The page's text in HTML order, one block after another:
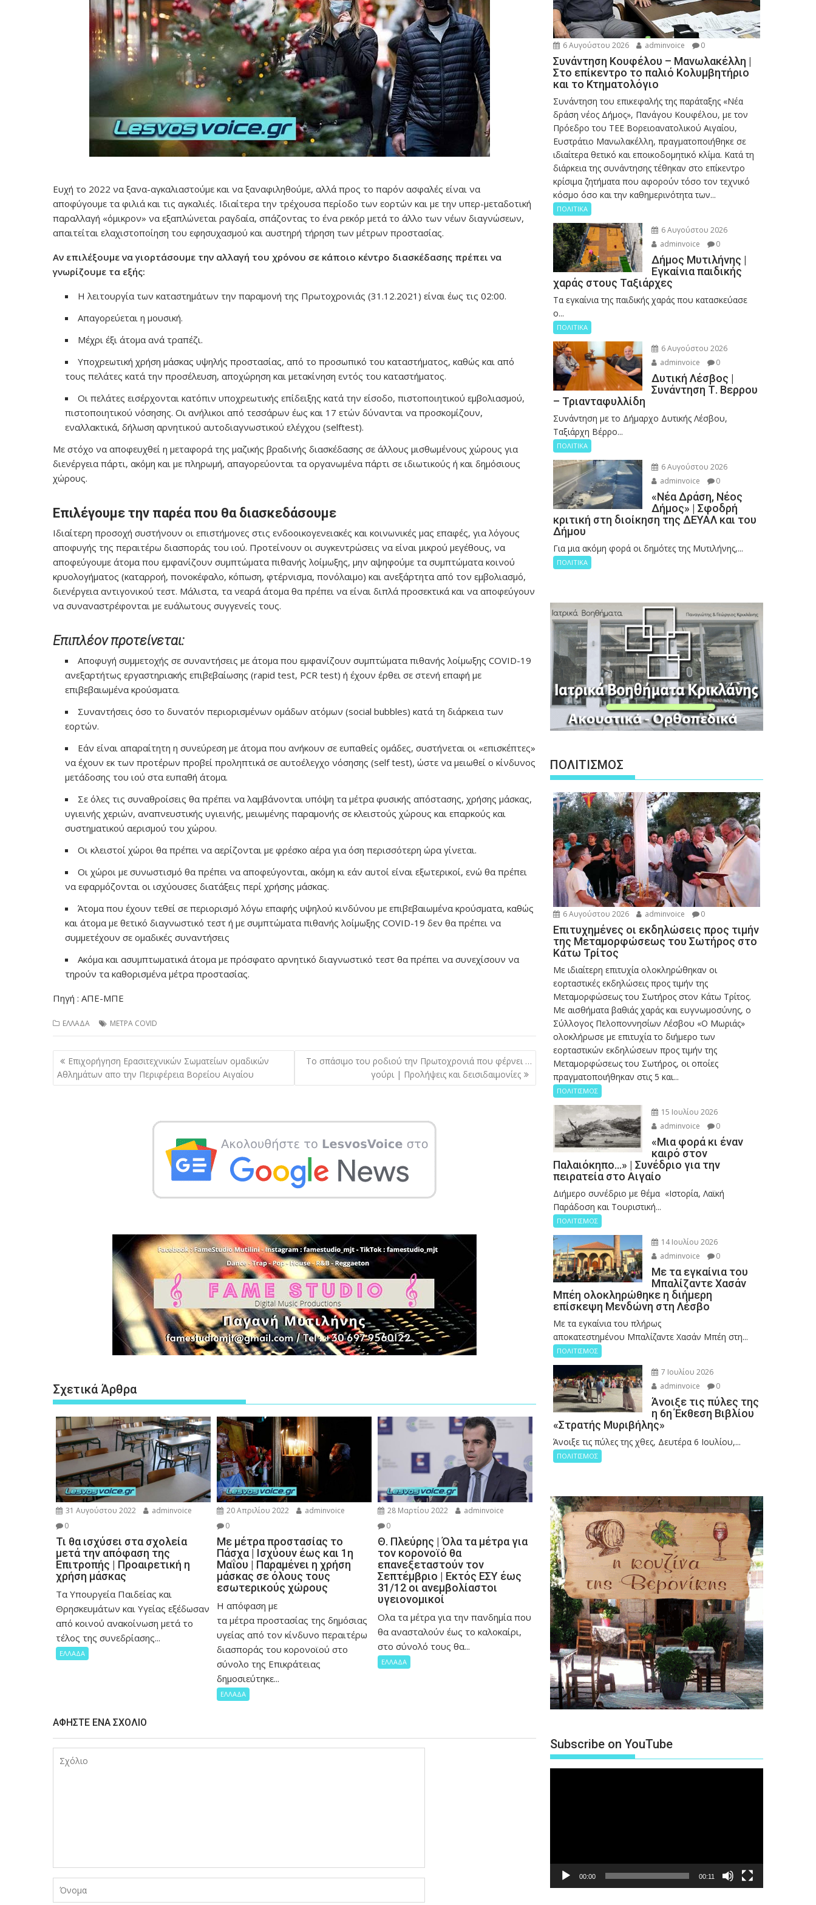
Ευχή το 2022 να ξανα-αγκαλιαστούμε και να ξαναφιληθούμε, αλλά προς το παρόν ασφαλές είναι να
αποφύγουμε τα φιλιά και τις αγκαλιές. Ιδιαίτερα την τρέχουσα περίοδο των εορτών και με την υπερ-μεταδοτική
παραλλαγή «όμικρον» να εξαπλώνεται ραγδαία, σπάζοντας το ένα ρεκόρ μετά το άλλο των νέων διαγνώσεων,
απαιτείται ελαχιστοποίηση του εφησυχασμού και αυστηρή τήρηση των μέτρων προστασίας.
Αν επιλέξουμε να γιορτάσουμε την αλλαγή του χρόνου σε κάποιο κέντρο διασκέδασης πρέπει να
γνωρίζουμε τα εξής:
Η λειτουργία των καταστημάτων την παραμονή της Πρωτοχρονιάς (31.12.2021) είναι έως τις 02:00.
Απαγορεύεται η μουσική.
Μέχρι έξι άτομα ανά τραπέζι.
Υποχρεωτική χρήση μάσκας υψηλής προστασίας, από το προσωπικό του καταστήματος, καθώς και από
τους πελάτες κατά την προσέλευση, αποχώρηση και μετακίνηση εντός του καταστήματος.
Οι πελάτες εισέρχονται κατόπιν υποχρεωτικής επίδειξης κατά την είσοδο, πιστοποιητικού εμβολιασμού,
πιστοποιητικού νόσησης. Οι ανήλικοι από τεσσάρων έως και 17 ετών δύνανται να προσκομίζουν,
εναλλακτικά, δήλωση αρνητικού αυτοδιαγνωστικού ελέγχου (selftest).
Με στόχο να αποφευχθεί η μεταφορά της μαζικής βραδινής διασκέδασης σε άλλους μισθωμένους χώρους για
διενέργεια πάρτι, ακόμη και με πληρωμή, απαγορεύονται τα οργανωμένα πάρτι σε ιδιωτικούς ή και δημόσιους
χώρους.
Επιλέγουμε την παρέα που θα διασκεδάσουμε
Ιδιαίτερη προσοχή συστήνουν οι επιστήμονες στις ενδοοικογενειακές και κοινωνικές μας επαφές, για λόγους
αποφυγής της περαιτέρω διασποράς του ιού. Προτείνουν οι συγκεντρώσεις να είναι μικρού μεγέθους, να
αποφεύγουμε άτομα που εμφανίζουν συμπτώματα πιθανής λοίμωξης, μην αψηφούμε τα συμπτώματα κοινού
κρυολογήματος (καταρροή, πονοκέφαλο, κόπωση, φτέρνισμα, πονόλαιμο) και ανεξάρτητα από τον εμβολιασμό,
διενέργεια αντιγονικού τεστ. Μάλιστα, τα νεαρά άτομα θα πρέπει να είναι διπλά προσεκτικά και να αποφεύγουν
να συναναστρέφονται με ευάλωτους συγγενείς τους.
Επιπλέον προτείνεται:
Αποφυγή συμμετοχής σε συναντήσεις με άτομα που εμφανίζουν συμπτώματα πιθανής λοίμωξης COVID-19
ανεξαρτήτως εργαστηριακής επιβεβαίωσης (rapid test, PCR test) ή έχουν έρθει σε στενή επαφή με
επιβεβαιωμένα κρούσματα.
Συναντήσεις όσο το δυνατόν περιορισμένων ομάδων ατόμων (social bubbles) κατά τη διάρκεια των
εορτών.
Εάν είναι απαραίτητη η συνεύρεση με άτομα που ανήκουν σε ευπαθείς ομάδες, συστήνεται οι «επισκέπτες»
να έχουν εκ των προτέρων προβεί προληπτικά σε αυτοέλεγχο νόσησης (self test), ώστε να μειωθεί ο κίνδυνος
μετάδοσης του ιού στα ευπαθή άτομα.
Σε όλες τις συναθροίσεις θα πρέπει να λαμβάνονται υπόψη τα μέτρα φυσικής απόστασης, χρήσης μάσκας,
υγιεινής χεριών, αναπνευστικής υγιεινής, μειωμένης παραμονής σε κλειστούς χώρους και επαρκούς και
συστηματικού αερισμού του χώρου.
Οι κλειστοί χώροι θα πρέπει να αερίζονται με φρέσκο αέρα για όση περισσότερη ώρα γίνεται.
Οι χώροι με συνωστισμό θα πρέπει να αποφεύγονται, ακόμη κι εάν αυτοί είναι εξωτερικοί, ενώ θα πρέπει
να εφαρμόζονται οι ισχύουσες διατάξεις περί χρήσης μάσκας.
Άτομα που έχουν τεθεί σε περιορισμό λόγω επαφής υψηλού κινδύνου με επιβεβαιωμένα κρούσματα, καθώς
και άτομα με θετικό διαγνωστικό τεστ ή με συμπτώματα πιθανής λοίμωξης COVID-19 δεν θα πρέπει να
συμμετέχουν σε ομαδικές συναντήσεις
Ακόμα και ασυμπτωματικά άτομα με πρόσφατο αρνητικό διαγνωστικό τεστ θα πρέπει να συνεχίσουν να
τηρούν τα καθορισμένα μέτρα προστασίας.
Πηγή : ΑΠΕ-ΜΠΕ
ΕΛΛΑΔΑ ΜΕΤΡΑ COVID
Πλοήγηση
άρθρων
Επιχορήγηση Ερασιτεχνικών Σωματείων ομαδικών
Αθλημάτων απο την Περιφέρεια Βορείου Αιγαίου
Το σπάσιμο του ροδιού την Πρωτοχρονιά που φέρνει …
γούρι | Προλήψεις και δεισιδαιμονίες
Σχετικά Άρθρα
31 Αυγούστου 2022
adminvoice
0
Τι θα ισχύσει στα σχολεία
μετά την απόφαση της
Επιτροπής | Προαιρετική η
χρήση μάσκας
Τα Υπουργεία Παιδείας και
Θρησκευμάτων και Υγείας εξέδωσαν
από κοινού ανακοίνωση μετά το
τέλος της συνεδρίασης...
ΕΛΛΑΔΑ
20 Απριλίου 2022
adminvoice
0
Με μέτρα προστασίας το
Πάσχα | Ισχύουν έως και 1η
Μαΐου | Παραμένει η χρήση
μάσκας σε όλους τους
εσωτερικούς χώρους
Η απόφαση με
τα μέτρα προστασίας της δημόσιας
υγείας από τον κίνδυνο περαιτέρω
διασποράς του κορονοϊού στο
σύνολο της Επικράτειας
δημοσιεύτηκε...
ΕΛΛΑΔΑ
28 Μαρτίου 2022
adminvoice
0
Θ. Πλεύρης | Όλα τα μέτρα για
τον κορονοϊό θα
επανεξεταστούν τον
Σεπτέμβριο | Εκτός ΕΣΥ έως
31/12 οι ανεμβολίαστοι
υγειονομικοί
Ολα τα μέτρα για την πανδημία που
θα ανασταλούν έως το καλοκαίρι,
στο σύνολό τους θα...
ΕΛΛΑΔΑ
ΑΦΉΣΤΕ ΈΝΑ ΣΧΌΛΙΟ
6 Αυγούστου 2026 adminvoice 0
Συνάντηση Κουφέλου – Μανωλακέλλη |
Στο επίκεντρο το παλιό Κολυμβητήριο
και το Κτηματολόγιο
Συνάντηση του επικεφαλής της παράταξης «Νέα
δράση νέος Δήμος», Πανάγου Κουφέλου, με τον
Πρόεδρο του ΤΕΕ Βορειοανατολικού Αιγαίου,
Ευστράτιο Μανωλακέλλη, πραγματοποιήθηκε σε
ιδιαίτερα θετικό και εποικοδομητικό κλίμα. Κατά τη
διάρκεια της συνάντησης τέθηκαν στο επίκεντρο
κρίσιμα ζητήματα που αφορούν τόσο τον τεχνικό
κόσμο όσο και την καθημερινότητα των...
ΠΟΛΙΤΙΚΑ
6 Αυγούστου 2026
adminvoice
0
Δήμος Μυτιλήνης |
Εγκαίνια παιδικής
χαράς στους Ταξιάρχες
Tα εγκαίνια της παιδικής χαράς που κατασκεύασε
ο...
ΠΟΛΙΤΙΚΑ
6 Αυγούστου 2026
adminvoice
0
Δυτική Λέσβος |
Συνάντηση Τ. Βερρου
– Τριανταφυλλίδη
Συνάντηση με το Δήμαρχο Δυτικής Λέσβου,
Ταξιάρχη Βέρρο...
ΠΟΛΙΤΙΚΑ
6 Αυγούστου 2026
adminvoice
0
«Νέα Δράση, Νέος
Δήμος» | Σφοδρή
κριτική στη διοίκηση της ΔΕΥΑΛ και του
Δήμου
Για μια ακόμη φορά οι δημότες της Μυτιλήνης,...
ΠΟΛΙΤΙΚΑ
ΠΟΛΙΤΙΣΜΟΣ
6 Αυγούστου 2026 adminvoice 0
Επιτυχημένες οι εκδηλώσεις προς τιμήν
της Μεταμορφώσεως του Σωτήρος στο
Κάτω Τρίτος
Με ιδιαίτερη επιτυχία ολοκληρώθηκαν οι
εορταστικές εκδηλώσεις προς τιμήν της
Μεταμορφώσεως του Σωτήρος στον Κάτω Τρίτος.
Με αισθήματα βαθιάς χαράς και ευγνωμοσύνης, ο
Σύλλογος Πελοποννησίων Λέσβου «Ο Μωριάς»
ολοκλήρωσε με επιτυχία το διήμερο των
εορταστικών εκδηλώσεων προς τιμήν της
Μεταμορφώσεως του Σωτήρος, οι οποίες
πραγματοποιήθηκαν στις 5 και...
ΠΟΛΙΤΙΣΜΟΣ
15 Ιουλίου 2026
adminvoice
0
«Μια φορά κι έναν
καιρό στον
Παλαιόκηπο…» | Συνέδριο για την
πειρατεία στο Αιγαίο
Διήμερο συνέδριο με θέμα «Ιστορία, Λαϊκή
Παράδοση και Τουριστική...
ΠΟΛΙΤΙΣΜΟΣ
14 Ιουλίου 2026
adminvoice
0
Με τα εγκαίνια του
Μπαλίζαντε Χασάν
Μπέη ολοκληρώθηκε η διήμερη
επίσκεψη Μενδώνη στη Λέσβο
Με τα εγκαίνια του πλήρως
αποκατεστημένου Μπαλίζαντε Χασάν Μπέη στη...
ΠΟΛΙΤΙΣΜΟΣ
7 Ιουλίου 2026
adminvoice
0
Άνοιξε τις πύλες της
η 6η Έκθεση Βιβλίου
«Στρατής Μυριβήλης»
Άνοιξε τις πύλες της χθες, Δευτέρα 6 Ιουλίου,...
ΠΟΛΙΤΙΣΜΟΣ
Subscribe on YouTube
00:00 00:11